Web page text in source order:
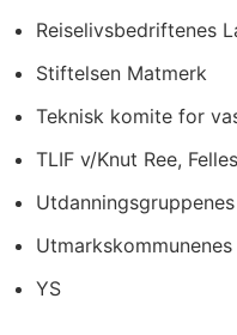
Reiselivsbedriftenes
Stiftelsen Matmerk
Teknisk komite for
TLIF v/Knut Ree,
YS